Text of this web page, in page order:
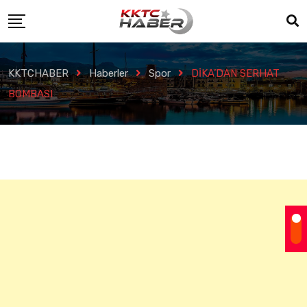
KKTCHABER Haberler Spor
DİKA’DAN SERHAT
BOMBASI